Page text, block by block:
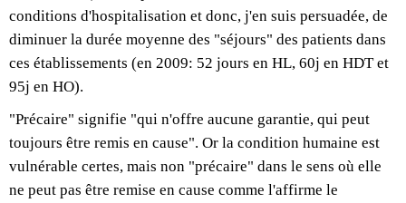
conditions d'hospitalisation et donc, j'en suis persuadée, de
diminuer la durée moyenne des "séjours" des patients dans
ces établissements (en 2009: 52 jours en HL, 60j en HDT et
95j en HO).
"Précaire" signifie "qui n'offre aucune garantie, qui peut
toujours être remis en cause". Or la condition humaine est
vulnérable certes, mais non "précaire" dans le sens où elle
ne peut pas être remise en cause comme l'affirme le